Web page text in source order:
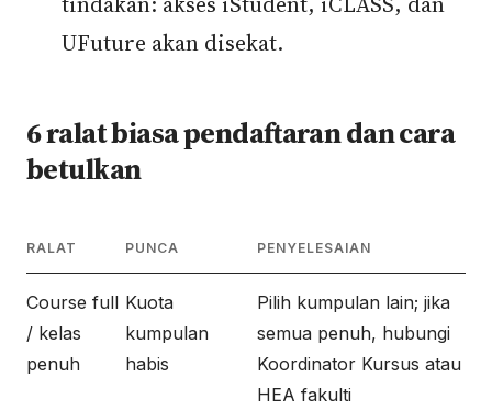
UFuture akan disekat.
6 ralat biasa pendaftaran dan cara
betulkan
RALAT PUNCA PENYELESAIAN
Course full
/ kelas
penuh
Kuota
kumpulan
habis
Pilih kumpulan lain; jika
semua penuh, hubungi
Koordinator Kursus atau
HEA fakulti